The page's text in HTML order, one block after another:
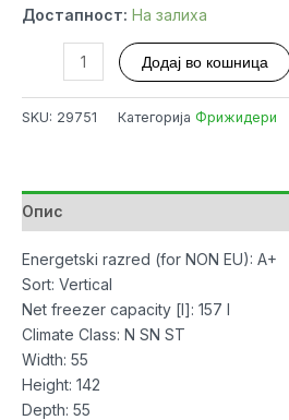
Достапност: На залиха
HOME
freezer
количина
Додај во кошница
SKU: 29751 Категорија Фрижидери
Опис
Energetski razred (for NON EU): A+
Sort: Vertical
Net freezer capacity [l]: 157 l
Climate Class: N SN ST
Width: 55
Height: 142
Depth: 55